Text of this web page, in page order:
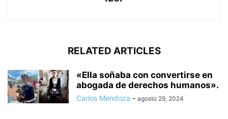
RELATED ARTICLES
«Ella soñaba con convertirse en
abogada de derechos humanos».
Carlos Mendoza - agosto 29, 2024